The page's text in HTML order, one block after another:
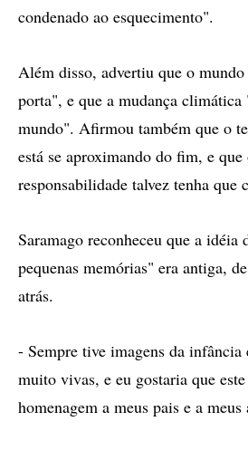
condenado ao esquecimento".
Além disso, advertiu que o
porta", e que a mudança
mundo". Afirmou também que o
está se aproximando do fim, e
responsabilidade talvez tenha que
Saramago reconheceu que a idéia
pequenas memórias" era antiga,
atrás.
- Sempre tive imagens da infância
muito vivas, e eu gostaria que
homenagem a meus pais e a